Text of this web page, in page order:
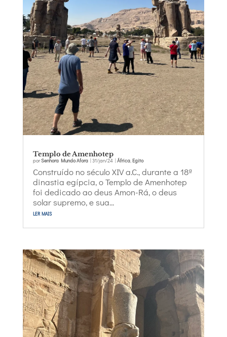
Templo de Amenhotep
porSenhora Mundo Afora| 31/jan/24| África, Egito
Construído no século XIV a.C., durante a 18ª
dinastia egípcia, o Templo de Amenhotep
foi dedicado ao deus Amon-Rá, o deus
solar supremo, e sua...
ler mais